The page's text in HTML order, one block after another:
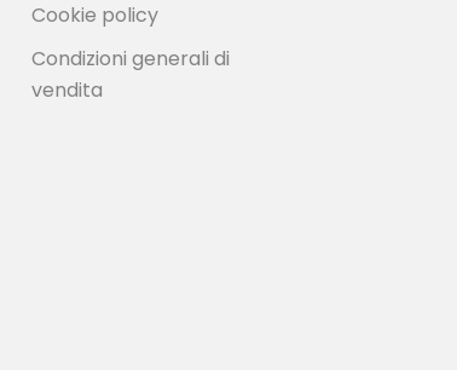
Cookie policy
Condizioni generali di
vendita